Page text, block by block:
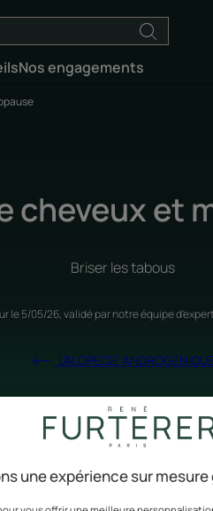
Nos engagements
cheveux et
Briser les tabous
le5/05/26, validé parnotre équipe
L’ALOPECIE
m’accepter
une expérience sur